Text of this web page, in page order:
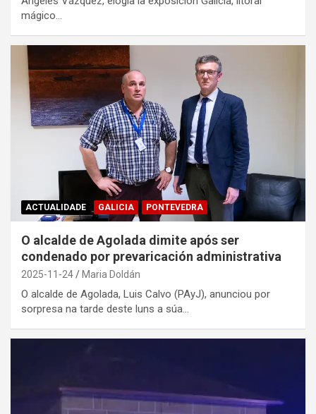
mágico…
ACTUALIDADE GALICIA PONTEVEDRA
O alcalde de Agolada dimite após ser
condenado por prevaricación administrativa
2025-11-24 Maria Doldán
O alcalde de Agolada, Luis Calvo (PAyJ), anunciou por
sorpresa na tarde deste luns a súa…